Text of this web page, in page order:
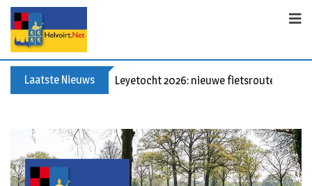
Laatste Nieuws Leyetocht 2026: nieuwe fietsroutes